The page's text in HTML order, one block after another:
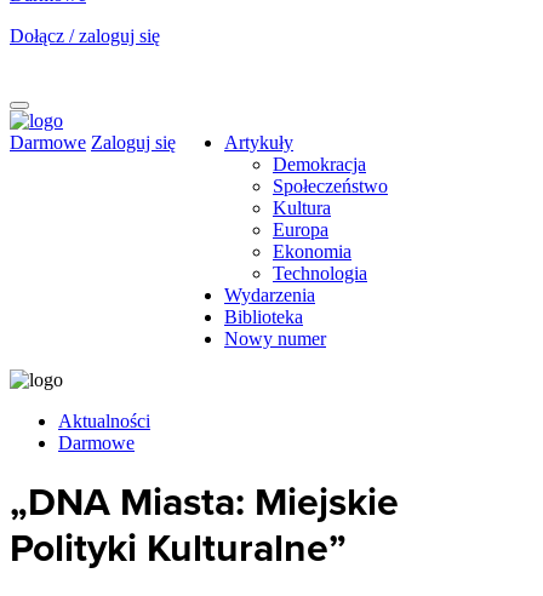
Dołącz / zaloguj się
Darmowe Zaloguj się
Artykuły
Demokracja
Społeczeństwo
Kultura
Europa
Ekonomia
Technologia
Wydarzenia
Biblioteka
Nowy numer
Aktualności
Darmowe
„DNA Miasta: Miejskie
Polityki Kulturalne”